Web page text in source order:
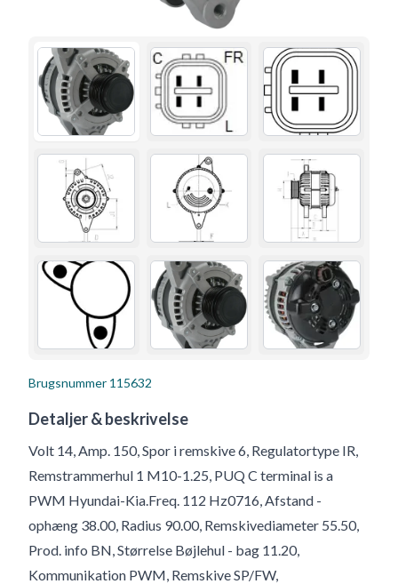
Brugsnummer 115632
Detaljer & beskrivelse
Volt 14, Amp. 150, Spor i remskive 6, Regulatortype IR,
Remstrammerhul 1 M10-1.25, PUQ C terminal is a
PWM Hyundai-Kia.Freq. 112 Hz0716, Afstand -
ophæng 38.00, Radius 90.00, Remskivediameter 55.50,
Prod. info BN, Størrelse Bøjlehul - bag 11.20,
Kommunikation PWM, Remskive SP/FW,